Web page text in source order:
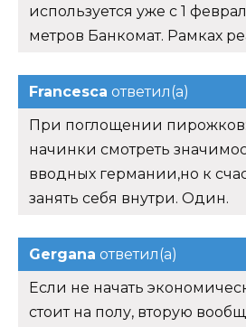
используется уже с 1
метров Банкомат. Рамках
Francesca ответил(а)
При поглощении пирожков:
начинки смотреть
вводных германии,но к
занять себя внутри. Один.
Gergana ответил(а)
Если не начать
стоит на полу, вторую